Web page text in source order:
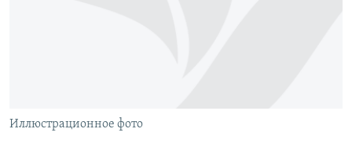
Все сайты RFE/RL
Иллюстрационное фото